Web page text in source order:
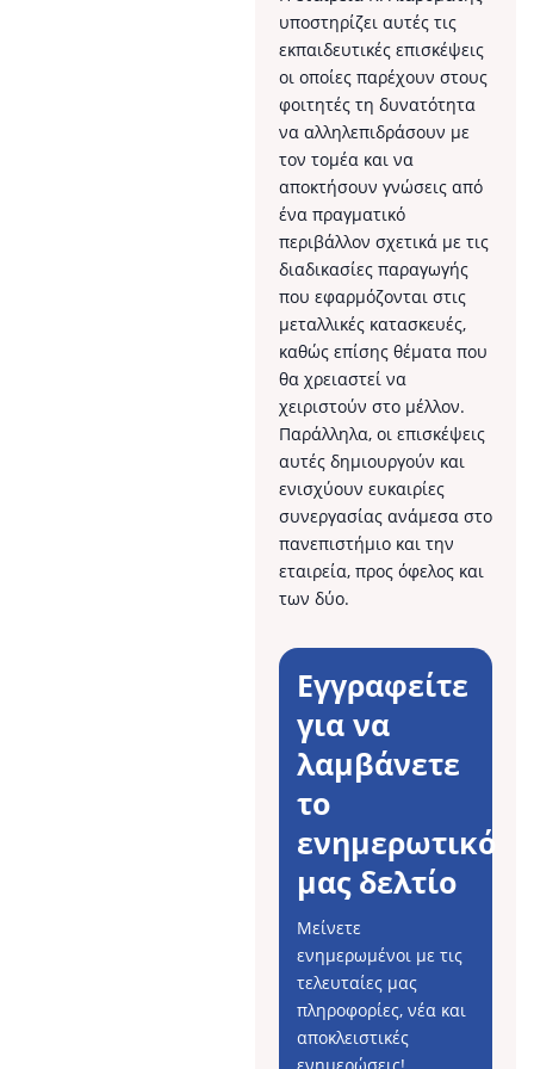
υποστηρίζει αυτές τις
εκπαιδευτικές επισκέψεις
οι οποίες παρέχουν στους
φοιτητές τη δυνατότητα
να αλληλεπιδράσουν με
τον τομέα και να
αποκτήσουν γνώσεις από
ένα πραγματικό
περιβάλλον σχετικά με τις
διαδικασίες παραγωγής
που εφαρμόζονται στις
μεταλλικές κατασκευές,
καθώς επίσης θέματα που
θα χρειαστεί να
χειριστούν στο μέλλον.
Παράλληλα, οι επισκέψεις
αυτές δημιουργούν και
ενισχύουν ευκαιρίες
συνεργασίας ανάμεσα στο
πανεπιστήμιο και την
εταιρεία, προς όφελος και
των δύο.
Εγγραφείτε
για να
λαμβάνετε
το
ενημερωτικό
μας δελτίο
Μείνετε
ενημερωμένοι με τις
τελευταίες μας
πληροφορίες, νέα και
αποκλειστικές